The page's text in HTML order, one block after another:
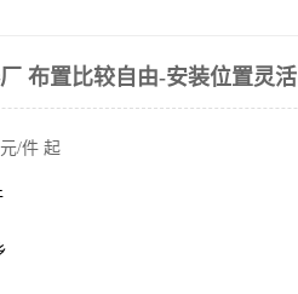
布置比较自由-安装位置灵活
元/件 起